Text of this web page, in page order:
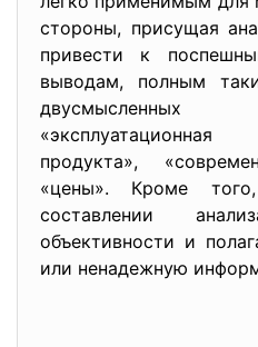
стороны, присущая
привести к
выводам, полным
продукта»,
«цены». Кроме
составлении
объективности и
или ненадежную